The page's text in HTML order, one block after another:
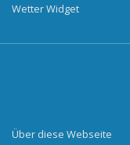
Wetter Widget
Über diese Webseite